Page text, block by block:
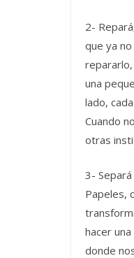
2-
que ya
una
lado,
Cuando
otras
3-
Papeles,
hacer
donde